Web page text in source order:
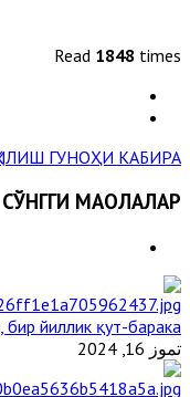
Read 1848 times
ГУНОҲИ КАБИРА! »
СЎНГГИ МАҚОЛАЛАР
йиллик қут-барака
تموز 16, 2024